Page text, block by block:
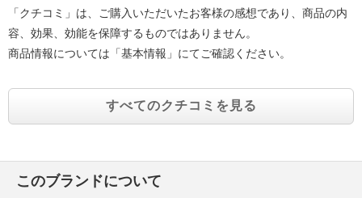
「クチコミ」は、ご購入いただいたお客様の感想であり、商品の内
容、効果、効能を保障するものではありません。
商品情報については「基本情報」にてご確認ください。
すべてのクチコミを見る
このブランドについて